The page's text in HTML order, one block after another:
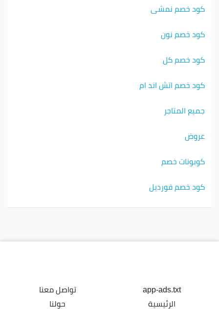
كود خصم نمشي
كود خصم نون
كود خصم كل
كود خصم اتش اند ام
جميع المتاجر
عروض
كوبونات خصم
كود خصم فورديل
app-ads.txt
الرئيسية
تواصل معنا
حولنا